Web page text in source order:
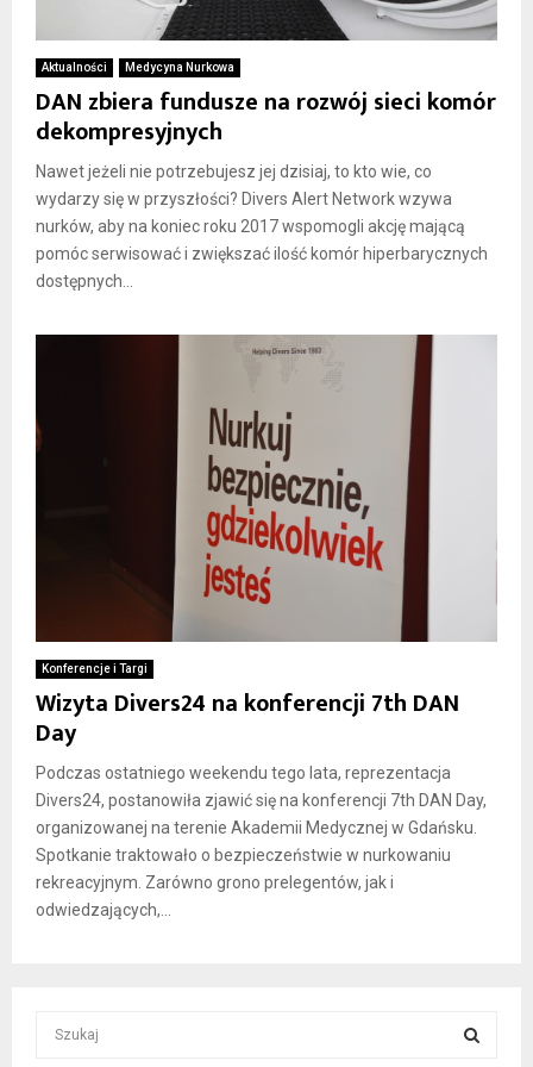
Aktualności Medycyna Nurkowa
DAN zbiera fundusze na rozwój sieci komór
dekompresyjnych
Nawet jeżeli nie potrzebujesz jej dzisiaj, to kto wie, co
wydarzy się w przyszłości? Divers Alert Network wzywa
nurków, aby na koniec roku 2017 wspomogli akcję mającą
pomóc serwisować i zwiększać ilość komór hiperbarycznych
dostępnych...
Konferencje i Targi
Wizyta Divers24 na konferencji 7th DAN
Day
Podczas ostatniego weekendu tego lata, reprezentacja
Divers24, postanowiła zjawić się na konferencji 7th DAN Day,
organizowanej na terenie Akademii Medycznej w Gdańsku.
Spotkanie traktowało o bezpieczeństwie w nurkowaniu
rekreacyjnym. Zarówno grono prelegentów, jak i
odwiedzających,...